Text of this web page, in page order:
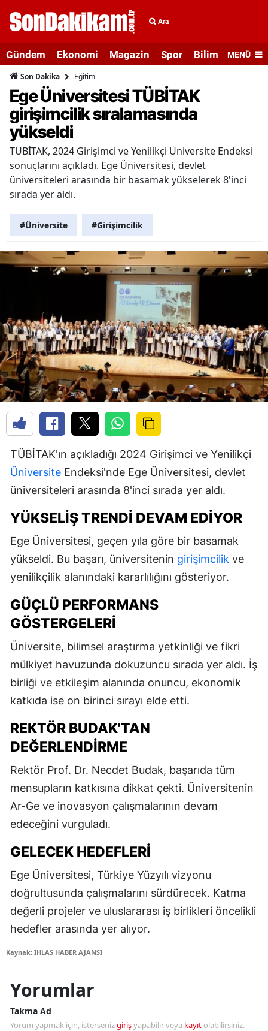
Ara
Gündem Ekonomi Magazin Spor Bilim veMENÜ
Son Dakika Eğitim
Ege Üniversitesi TÜBİTAK
girişimcilik sıralamasında
yükseldi
TÜBİTAK, 2024 Girişimci ve Yenilikçi Üniversite Endeksi
sonuçlarını açıkladı. Ege Üniversitesi, devlet
üniversiteleri arasında bir basamak yükselerek 8'inci
sırada yer aldı.
#Üniversite #Girişimcilik
TÜBİTAK'ın açıkladığı 2024 Girişimci ve Yenilikçi
Üniversite Endeksi'nde Ege Üniversitesi, devlet
üniversiteleri arasında 8'inci sırada yer aldı.
YÜKSELIŞ TRENDI DEVAM EDIYOR
Ege Üniversitesi, geçen yıla göre bir basamak
yükseldi. Bu başarı, üniversitenin girişimcilik ve
yenilikçilik alanındaki kararlılığını gösteriyor.
GÜÇLÜ PERFORMANS
GÖSTERGELERI
Üniversite, bilimsel araştırma yetkinliği ve fikri
mülkiyet havuzunda dokuzuncu sırada yer aldı. İş
birliği ve etkileşim alanında onuncu, ekonomik
katkıda ise on birinci sırayı elde etti.
REKTÖR BUDAK'TAN
DEĞERLENDIRME
Rektör Prof. Dr. Necdet Budak, başarıda tüm
mensupların katkısına dikkat çekti. Üniversitenin
Ar-Ge ve inovasyon çalışmalarının devam
edeceğini vurguladı.
GELECEK HEDEFLERI
Ege Üniversitesi, Türkiye Yüzyılı vizyonu
doğrultusunda çalışmalarını sürdürecek. Katma
değerli projeler ve uluslararası iş birlikleri öncelikli
hedefler arasında yer alıyor.
Kaynak: İHLAS HABER AJANSI
Yorumlar
Takma Ad
Yorum yapmak için, istersenizgirişyapabilir veya kayıt olabilirsiniz.